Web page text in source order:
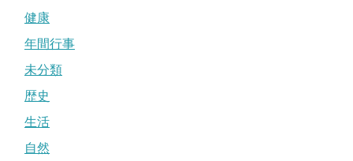
健康
年間行事
未分類
歴史
生活
自然